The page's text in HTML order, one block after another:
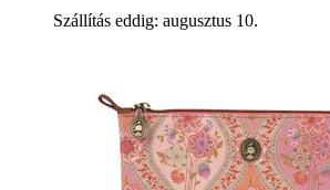
Szállítás eddig: augusztus 10.